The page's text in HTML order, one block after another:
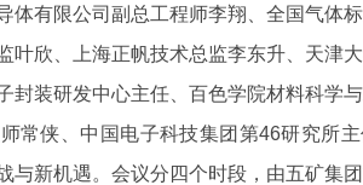
体有限公司副总工程师李翔、全国气体
叶欣、上海正帆技术总监李东升、天津
封装研发中心主任、百色学院材料科学
常侠、中国电子科技集团第46研究所
与新机遇。会议分四个时段，由五矿集